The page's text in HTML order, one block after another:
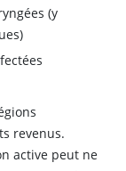
(y
revenus.
active peut ne